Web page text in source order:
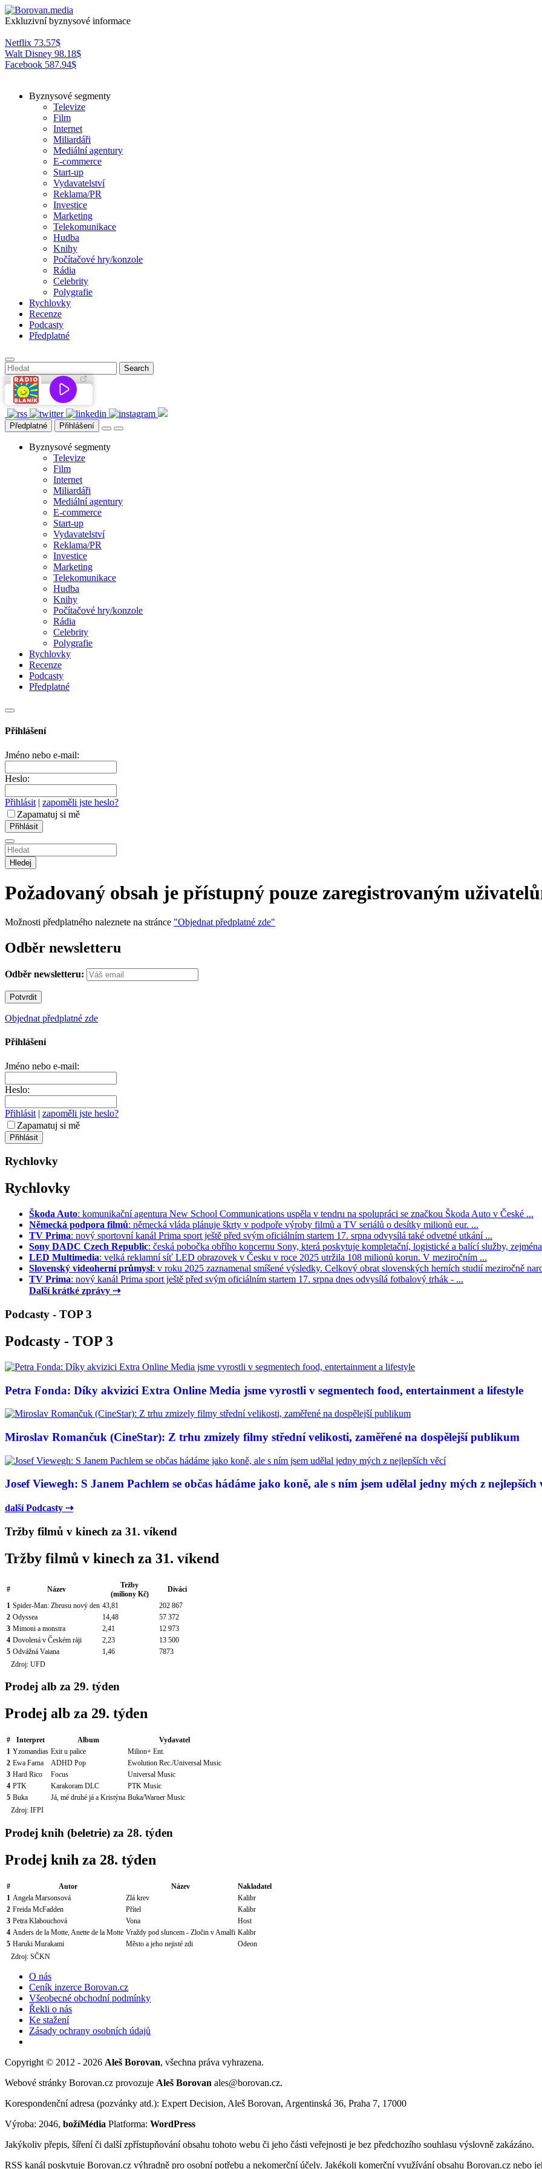
Exkluzivní byznysové informace
Netflix 73.57$
Walt Disney 98.18$
Facebook 587.94$
Byznysové segmenty
Televize
Film
Internet
Miliardáři
Mediální agentury
E-commerce
Start-up
Vydavatelství
Reklama/PR
Investice
Marketing
Telekomunikace
Hudba
Knihy
Počítačové hry/konzole
Rádia
Celebrity
Polygrafie
Rychlovky
Recenze
Podcasty
Předplatné
Předplatné Přihlášení
Byznysové segmenty
Televize
Film
Internet
Miliardáři
Mediální agentury
E-commerce
Start-up
Vydavatelství
Reklama/PR
Investice
Marketing
Telekomunikace
Hudba
Knihy
Počítačové hry/konzole
Rádia
Celebrity
Polygrafie
Rychlovky
Recenze
Podcasty
Předplatné
Přihlášení
Jméno nebo e-mail:
Heslo:
Přihlásit | zapoměli jste heslo?
Zapamatuj si mě
Hledej
Požadovaný obsah je přístupný pouze zaregistrovaným
Možnosti předplatného naleznete na stránce "Objednat předplatné zde"
Odběr newsletteru
Odběr newsletteru:
Objednat předplatné zde
Přihlášení
Jméno nebo e-mail:
Heslo:
Přihlásit | zapoměli jste heslo?
Zapamatuj si mě
Rychlovky
Rychlovky
Škoda Auto: komunikační agentura New School Communications uspěla v tendru na spolupráci se značkou Škoda Auto v České ...
Německá podpora filmů: německá vláda plánuje škrty v podpoře výroby filmů a TV seriálů o desítky milionů eur. ...
TV Prima: nový sportovní kanál Prima sport ještě před svým oficiálním startem 17. srpna odvysílá také odvetné utkání ...
Sony DADC Czech Republic: česká pobočka obřího koncernu Sony, která poskytuje kompletační, logistické a balící služby,
LED Multimedia: velká reklamní síť LED obrazovek v Česku v roce 2025 utržila 108 milionů korun. V meziročním ...
Slovenský videoherní průmysl: v roku 2025 zaznamenal smíšené výsledky. Celkový obrat slovenských herních studií meziročně
TV Prima: nový kanál Prima sport ještě před svým oficiálním startem 17. srpna dnes odvysílá fotbalový trhák - ...
Další krátké zprávy ⇢
Podcasty - TOP 3
Podcasty - TOP 3
Petra Fonda: Díky akvizici Extra Online Media jsme vyrostli v segmentech food, entertainment a lifestyle
Miroslav Romančuk (CineStar): Z trhu zmizely filmy střední velikosti, zaměřené na dospělejší publikum
Josef Viewegh: S Janem Pachlem se občas hádáme jako koně, ale s ním jsem udělal jedny mých z nejlepších
další Podcasty ⇢
Tržby filmů v kinech za 31. víkend
Tržby filmů v kinech za 31. víkend
# Název
Tržby
(miliony Kč)
Diváci
1 Spider-Man: Zbrusu nový den 43,81
202 867
2 Odyssea 14,48
57 372
3 Mimoni a monstra 2,41
12 973
4 Dovolená v Českém ráji 2,23
13 500
5 Odvážná Vaiana 1,46
7873
Zdroj: UFD
Prodej alb za 29. týden
Prodej alb za 29. týden
# Interpret Album
Vydavatel
1 Yzomandias Exit u palice
Milion+ Ent.
2 Ewa Farna ADHD Pop
Ewolution Rec./Universal Music
3 Hard Rico Focus
Universal Music
4 PTK Karakoram DLC
PTK Music
5 Buka Já, mé druhé já a Kristýna Buka/Warner Music
Zdroj: IFPI
Prodej knih (beletrie) za 28. týden
Prodej knih za 28. týden
# Autor Název
Nakladatel
1 Angela Marsonsová Zlá krev
Kalibr
2 Freida McFadden Přítel
Kalibr
3 Petra Klabouchová Vona
Host
4 Anders de la Motte, Anette de la Motte Vraždy pod sluncem - Zločin v Amalfi Kalibr
5 Haruki Murakami Město a jeho nejisté zdi
Odeon
Zdroj: SČKN
O nás
Ceník inzerce Borovan.cz
Všeobecné obchodní podmínky
Řekli o nás
Ke stažení
Zásady ochrany osobních údajů
Copyright © 2012 - 2026 Aleš Borovan, všechna práva vyhrazena.
Webové stránky Borovan.cz provozuje Aleš Borovan ales@borovan.cz.
Korespondenční adresa (pozvánky atd.): Expert Decision, Aleš Borovan, Argentinská 36, Praha 7, 17000
Výroba: 2046, božíMédia Platforma: WordPress
Jakýkoliv přepis, šíření či další zpřístupňování obsahu tohoto webu či jeho části veřejnosti je bez předchozího souhlasu výslovně zakázáno.
RSS kanál poskytuje Borovan.cz výhradně pro osobní potřebu a nekomerční účely. Jakékoli komerční využívání obsahu Borovan.cz nebo